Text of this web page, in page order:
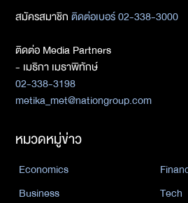
สมัครสมาชิกติดต่อเบอร์ 02-338-3000
ติดต่อ Media Partners
- เมธิกา เมธาพิทักษ์
02-338-3198
metika_met@nationgroup.com
หมวดหมู่ข่าว
Economics
Business
Tech